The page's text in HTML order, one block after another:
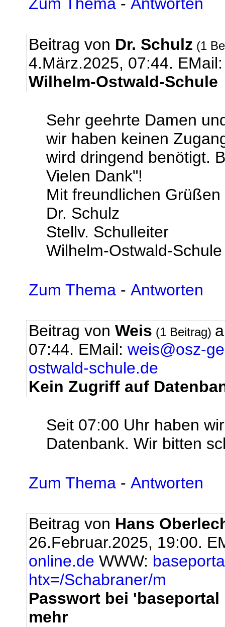
Beitrag von Dr. Schulz (1
4.März.2025, 07:44.
Wilhelm-Ostwald-Schule
Sehr geehrte Damen
wir haben keinen
wird dringend benötigt.
Vielen Dank"!
Mit freundlichen Grüßen
Dr. Schulz
Stellv. Schulleiter
Wilhelm-Ostwald-Schule
Zum Thema - Antworten
Beitrag von Weis (1 Beitrag)
07:44. EMail: weis@osz-
ostwald-schule.de
Kein Zugriff auf
Seit 07:00 Uhr haben
Datenbank. Wir bitten
Zum Thema - Antworten
Beitrag von Hans
26.Februar.2025, 19:00.
online.de WWW:
htx=/Schabraner/m
Passwort bei
mehr